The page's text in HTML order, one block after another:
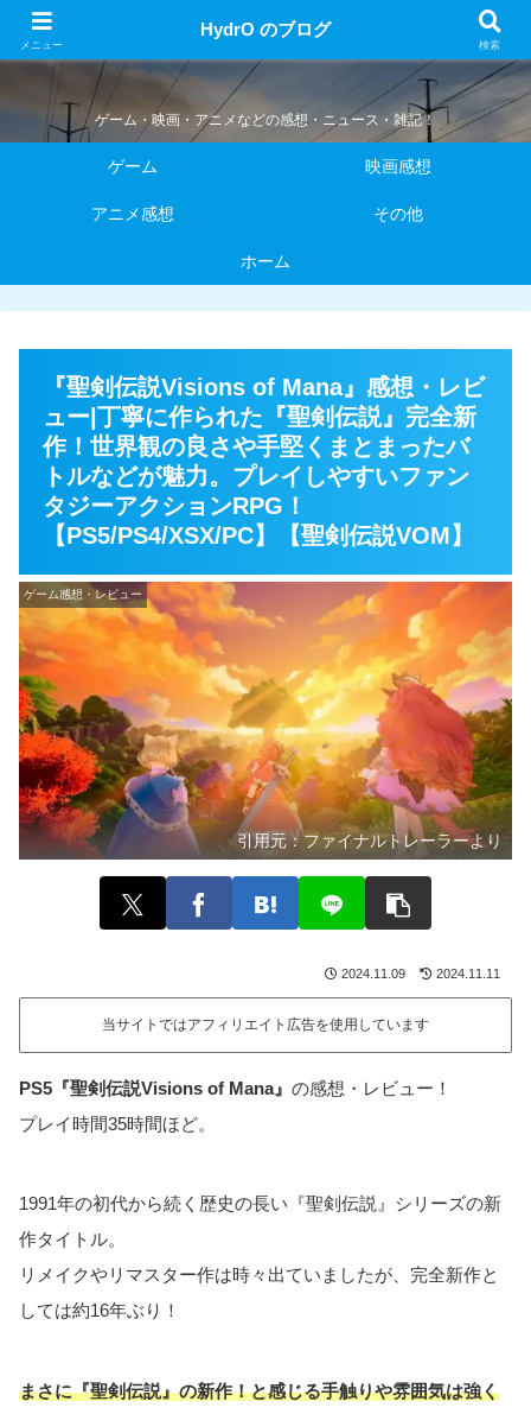
HydrO のブログ
ゲーム・映画・アニメなどの感想・ニュース・雑記！
ゲーム 映画感想
アニメ感想 その他
ホーム
『聖剣伝説Visions of Mana』感想・レビ
ュー|丁寧に作られた『聖剣伝説』完全新
作！世界観の良さや手堅くまとまったバ
トルなどが魅力。プレイしやすいファン
タジーアクションRPG！
【PS5/PS4/XSX/PC】【聖剣伝説VOM】
ゲーム感想・レビュー
引用元：ファイナルトレーラーより
2024.11.09 2024.11.11
当サイトではアフィリエイト広告を使用しています
PS5『聖剣伝説Visions of Mana』 の感想・レビュー！
プレイ時間35時間ほど。
1991年の初代から続く歴史の長い『聖剣伝説』シリーズの新
作タイトル。
リメイクやリマスター作は時々出ていましたが、完全新作と
しては約16年ぶり！
まさに『聖剣伝説』の新作！と感じる手触りや雰囲気は強く
メニュー
HydrO のブログ
検索